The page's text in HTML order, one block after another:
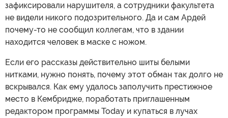
зафиксировали нарушителя, а сотрудники факультета
не видели никого подозрительного. Да и сам Ардей
почему-то не сообщил коллегам, что в здании
находится человек в маске с ножом.
Если его рассказы действительно шиты белыми
нитками, нужно понять, почему этот обман так долго не
вскрывался. Как ему удалось заполучить престижное
место в Кембридже, поработать приглашенным
редактором программы Today и купаться в лучах